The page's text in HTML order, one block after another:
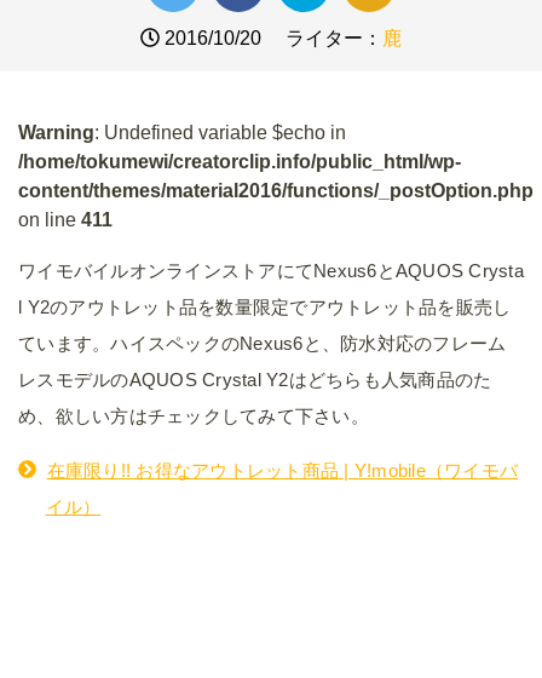
2016/10/20 ライター： 鹿
Warning: Undefined variable $echo in
/home/tokumewi/creatorclip.info/public_html/wp-
content/themes/material2016/functions/_postOption.php
on line 411
ワイモバイルオンラインストアにてNexus6とAQUOS Crysta
l Y2のアウトレット品を数量限定でアウトレット品を販売し
ています。ハイスペックのNexus6と、防水対応のフレーム
レスモデルのAQUOS Crystal Y2はどちらも人気商品のた
め、欲しい方はチェックしてみて下さい。
在庫限り!! お得なアウトレット商品 | Y!mobile（ワイモバ
イル）